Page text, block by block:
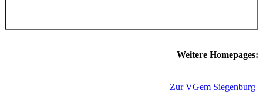
Weitere Homepages:
Zur VGem Siegenburg